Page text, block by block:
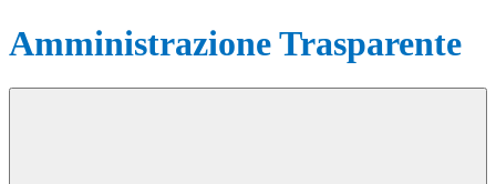
Amministrazione Trasparente